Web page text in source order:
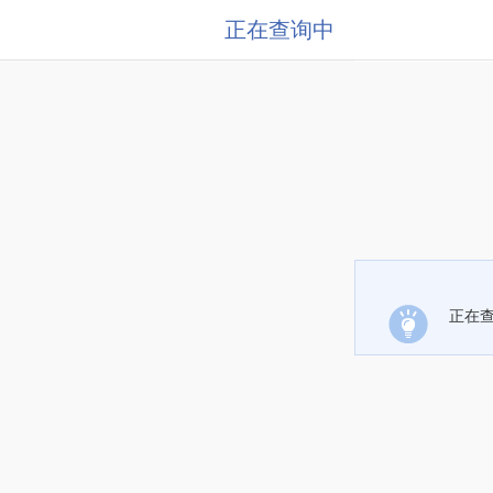
正在查询中
正在